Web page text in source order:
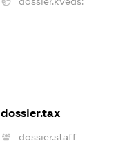
dossier.tax
dossier.staff